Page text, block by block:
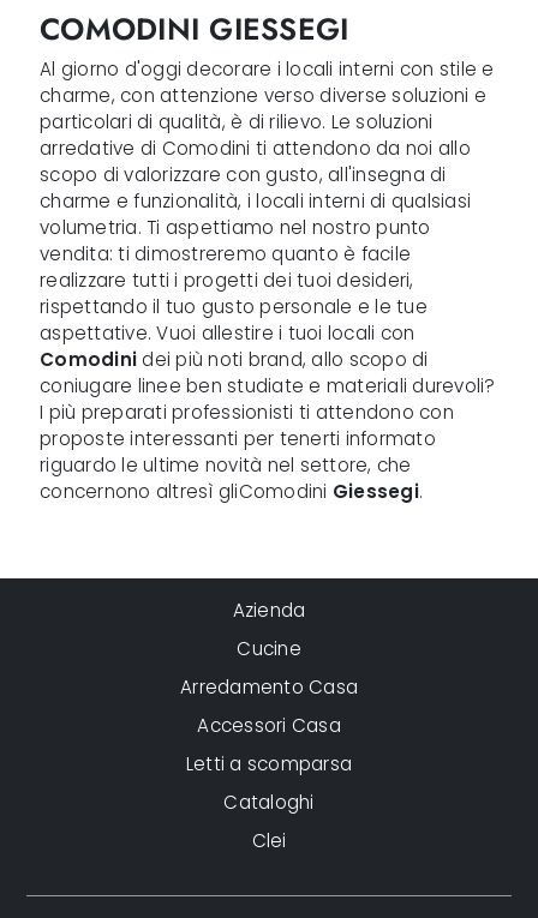
COMODINI GIESSEGI
Al giorno d'oggi decorare i locali interni con stile e
charme, con attenzione verso diverse soluzioni e
particolari di qualità, è di rilievo. Le soluzioni
arredative di Comodini ti attendono da noi allo
scopo di valorizzare con gusto, all'insegna di
charme e funzionalità, i locali interni di qualsiasi
volumetria. Ti aspettiamo nel nostro punto
vendita: ti dimostreremo quanto è facile
realizzare tutti i progetti dei tuoi desideri,
rispettando il tuo gusto personale e le tue
aspettative. Vuoi allestire i tuoi locali con
Comodini dei più noti brand, allo scopo di
coniugare linee ben studiate e materiali durevoli?
I più preparati professionisti ti attendono con
proposte interessanti per tenerti informato
riguardo le ultime novità nel settore, che
concernono altresì gliComodini Giessegi.
Azienda
Cucine
Arredamento Casa
Accessori Casa
Letti a scomparsa
Cataloghi
Clei